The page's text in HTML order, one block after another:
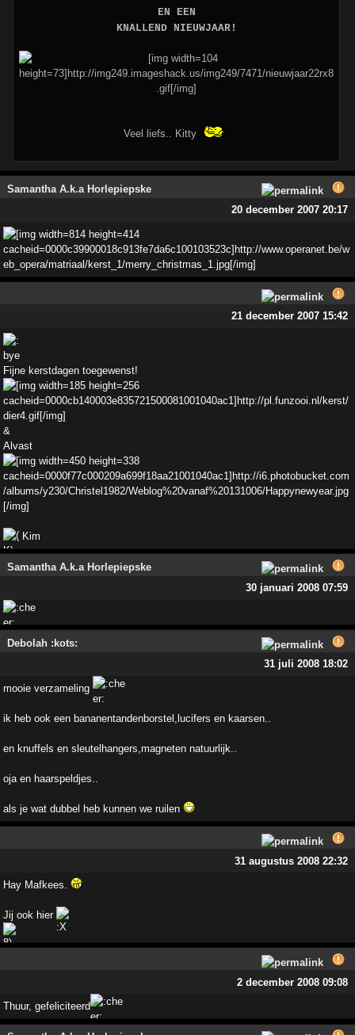
EN EEN
KNALLEND NIEUWJAAR!
Veel liefs.. Kitty
Samantha A.k.a Horlepiepske
20 december 2007 20:17
21 december 2007 15:42
Fijne kerstdagen toegewenst!
&
Alvast
Kim
Samantha A.k.a Horlepiepske
30 januari 2008 07:59
Debolah :kots:
31 juli 2008 18:02
mooie verzameling
ik heb ook een bananentandenborstel,lucifers en kaarsen..
en knuffels en sleutelhangers,magneten natuurlijk..
oja en haarspeldjes..
als je wat dubbel heb kunnen we ruilen
31 augustus 2008 22:32
Hay Mafkees.
Jij ook hier
2 december 2008 09:08
Thuur, gefeliciteerd